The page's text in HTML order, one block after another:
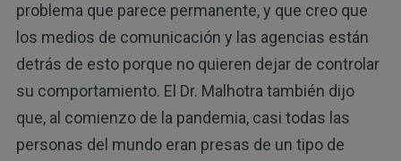
problema que parece permanente, y que creo que
los medios de comunicación y las agencias están
detrás de esto porque no quieren dejar de controlar
su comportamiento. El Dr. Malhotra también dijo
que, al comienzo de la pandemia, casi todas las
personas del mundo eran presas de un tipo de